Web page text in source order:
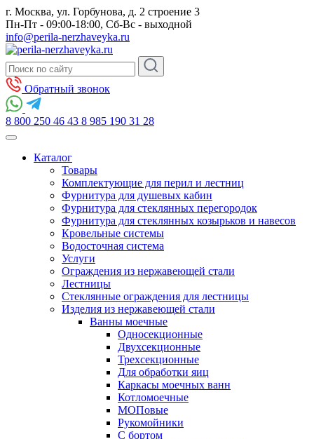
г. Москва, ул. Горбунова, д. 2 строение 3
Пн-Пт - 09:00-18:00, Сб-Вс - выходной
info@perila-nerzhaveyka.ru
Обратный звонок
8 800 250 46 43 8 985 190 31 28
Каталог
Товары
Комплектующие для перил и лестниц
Фурнитура для душевых кабин
Фурнитура для стеклянных перегородок
Фурнитура для стеклянных козырьков и навесов
Кровельные системы
Водосточная система
Услуги
Ограждения из нержавеющей стали
Лестницы
Стеклянные ограждения для лестницы
Изделия из нержавеющей стали
Ванны моечные
Односекционные
Двухсекционные
Трехсекционные
Для обработки яиц
Каркасы моечных ванн
Котломоечные
МОПовые
Рукомойники
С бортом